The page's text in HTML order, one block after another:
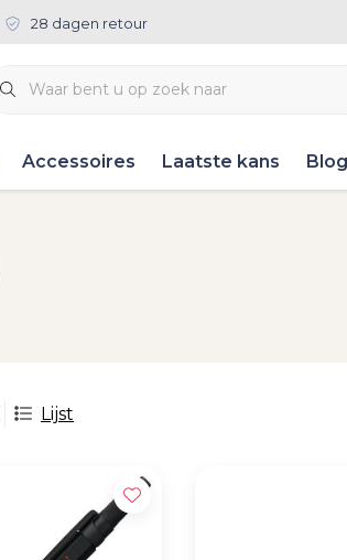
28 dagen retour
Accessoires Laatste kans
Lijst